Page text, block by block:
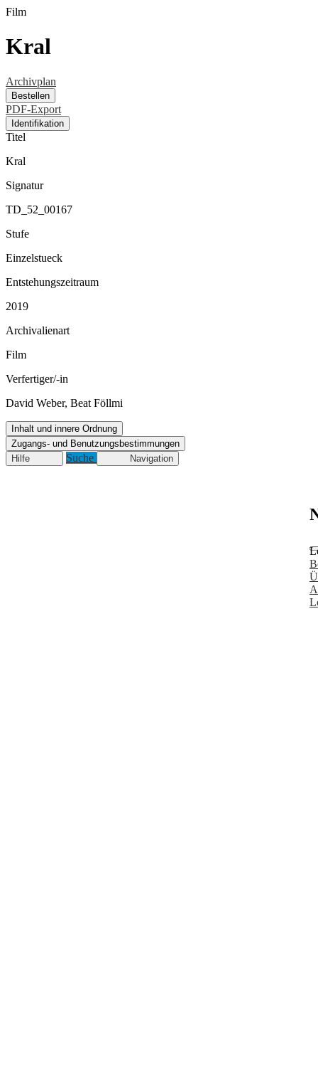
Film
Kral
Archivplan
Bestellen
PDF-Export
Identifikation
Titel
Kral
Signatur
TD_52_00167
Stufe
Einzelstueck
Entstehungszeitraum
2019
Archivalienart
Film
Verfertiger/-in
David Weber, Beat Föllmi
Inhalt und innere Ordnung
Zugangs- und Benutzungsbestimmungen
Hilfe
Suche Navigation